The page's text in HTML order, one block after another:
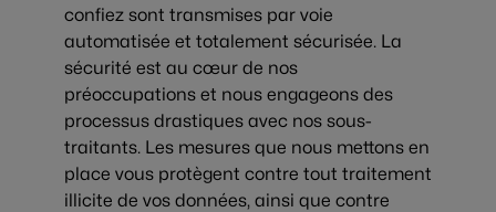
confiez sont transmises par voie
automatisée et totalement sécurisée. La
sécurité est au cœur de nos
préoccupations et nous engageons des
processus drastiques avec nos sous-
traitants. Les mesures que nous mettons en
place vous protègent contre tout traitement
illicite de vos données, ainsi que contre